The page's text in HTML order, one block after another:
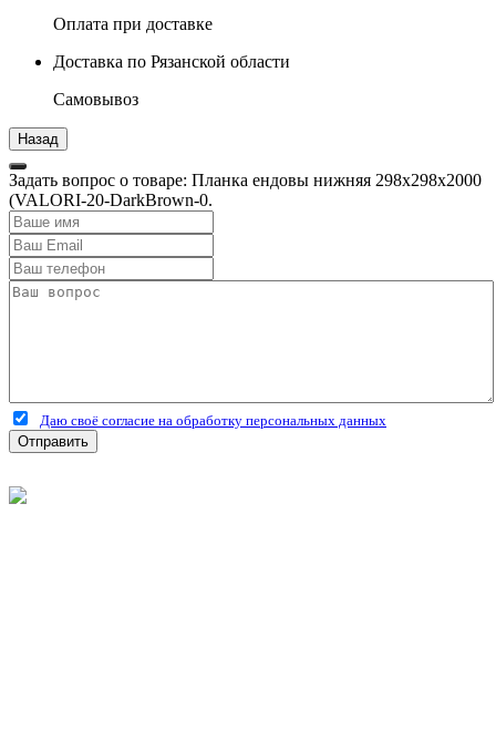
Оплата при доставке
Доставка по Рязанской области
Самовывоз
Задать вопрос о товаре: Планка ендовы нижняя 298х298х2000
(VALORI-20-DarkBrown-0.
Даю своё согласие на обработку персональных данных
Отправить